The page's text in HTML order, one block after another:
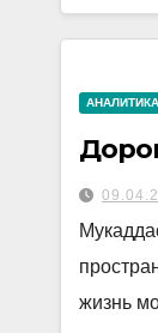
АНАЛИТИКА
жизнь